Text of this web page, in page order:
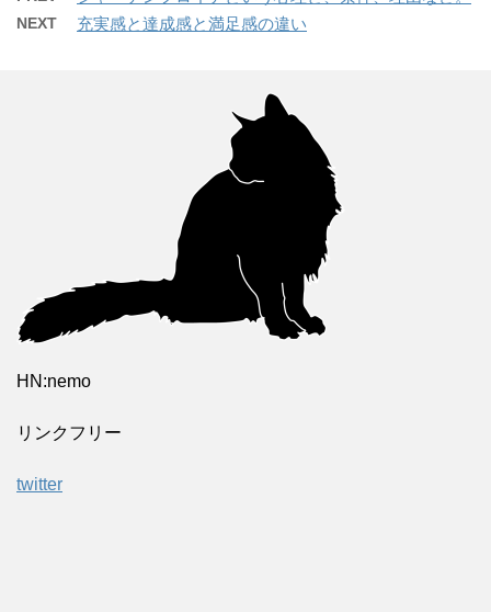
NEXT 充実感と達成感と満足感の違い
HN:nemo
リンクフリー
twitter